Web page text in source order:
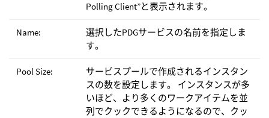
Polling Client”と表示されます。
Name:
選択したPDGサービスの名前を指定しま
す。
Pool Size:
サービスプールで作成されるインスタン
スの数を設定します。 インスタンスが多
いほど、より多くのワークアイテムを並
列でクックできるようになるので、クッ